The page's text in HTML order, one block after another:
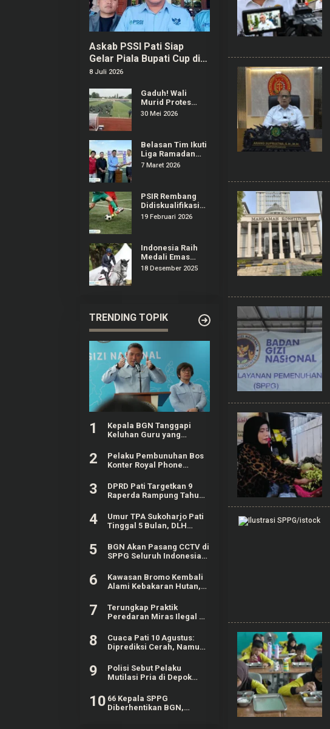
Askab PSSI Pati Siap
Gelar Piala Bupati Cup di
Bulan September
8 Juli 2026
Gaduh! Wali
Murid Protes
Regulasi Popda
30 Mei 2026
Belasan Tim Ikuti
Liga Ramadan
2026 di Stadion
7 Maret 2026
PSIR Rembang
Didiskualifikasi
dari Liga 4
Thohir
19 Februari 2026
Indonesia Raih
Medali Emas
Olahraga
18 Desember 2025
TRENDING TOPIK
1
Kepala BGN Tanggapi
Keluhan Guru yang
Ompreng MBG
2
Pelaku Pembunuhan Bos
Konter Royal Phone
Teman Sendiri
3
DPRD Pati Targetkan 9
Raperda Rampung Tahun
4
Umur TPA Sukoharjo Pati
Tinggal 5 Bulan, DLH
Satu-Dua Tahun Lagi
5
BGN Akan Pasang CCTV di
SPPG Seluruh Indonesia,
Pusat
6
Kawasan Bromo Kembali
Alami Kebakaran Hutan,
Puncak B29
7
Terungkap Praktik
Peredaran Miras Ilegal di
8
Cuaca Pati 10 Agustus:
Diprediksi Cerah, Namun
Tinggi di Perairan Jateng
9
Polisi Sebut Pelaku
Mutilasi Pria di Depok
Jadi Guru Matematika
10 66 Kepala SPPG
Diberhentikan BGN,